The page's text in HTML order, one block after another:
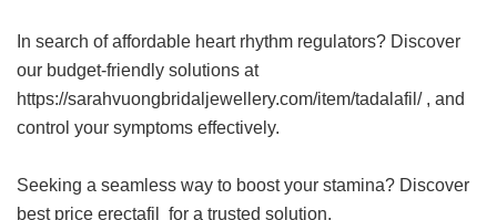
In search of affordable heart rhythm regulators? Discover
our budget-friendly solutions at
https://sarahvuongbridaljewellery.com/item/tadalafil/ , and
control your symptoms effectively.
Seeking a seamless way to boost your stamina? Discover
best price erectafil
for a trusted solution.